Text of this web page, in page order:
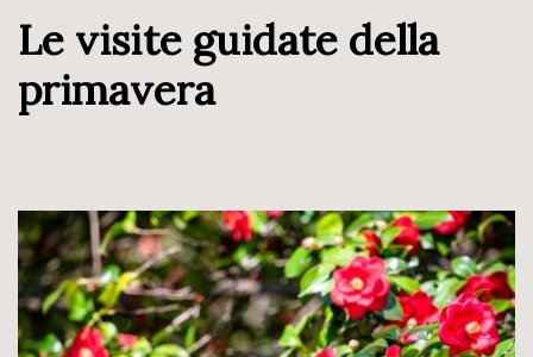
Le visite guidate della
primavera